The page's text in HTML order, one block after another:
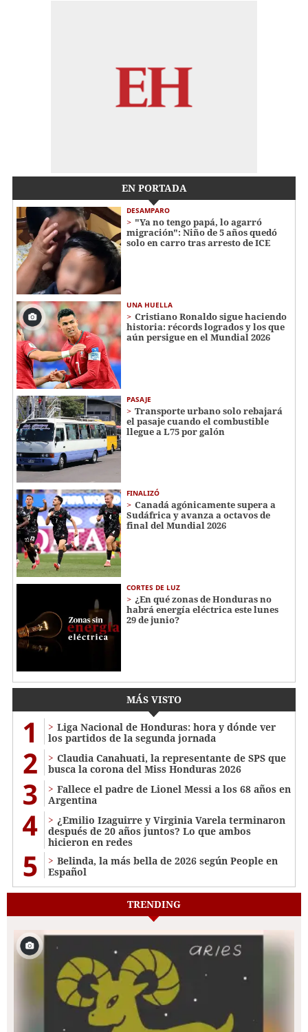
EN PORTADA
DESAMPARO
"Ya no tengo papá, lo agarró
migración": Niño de 5 años quedó
solo en carro tras arresto de ICE
UNA HUELLA
Cristiano Ronaldo sigue haciendo
historia: récords logrados y los que
aún persigue en el Mundial 2026
PASAJE
Transporte urbano solo rebajará
el pasaje cuando el combustible
llegue a L75 por galón
FINALIZÓ
Canadá agónicamente supera a
Sudáfrica y avanza a octavos de
final del Mundial 2026
CORTES DE LUZ
¿En qué zonas de Honduras no
habrá energía eléctrica este lunes
29 de junio?
MÁS VISTO
1
Liga Nacional de Honduras: hora y dónde ver
los partidos de la segunda jornada
2
Claudia Canahuati, la representante de SPS que
busca la corona del Miss Honduras 2026
3
Fallece el padre de Lionel Messi a los 68 años en
Argentina
4
¿Emilio Izaguirre y Virginia Varela terminaron
después de 20 años juntos? Lo que ambos
hicieron en redes
5
Belinda, la más bella de 2026 según People en
Español
TRENDING